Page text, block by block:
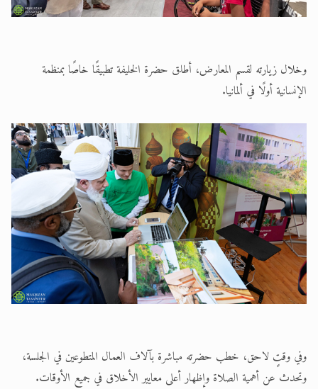
وخلال زيارته لقسم المعارض، أطلق حضرة الخليفة تطبيقًا خاصًا بمنظمة
الإنسانية أولًا في ألمانيا.
وفي وقتٍ لاحق، خطب حضرته مباشرة بآلاف العمال المتطوعين في الجلسة،
وتحدث عن أهمية الصلاة وإظهار أعلى معايير الأخلاق في جميع الأوقات.